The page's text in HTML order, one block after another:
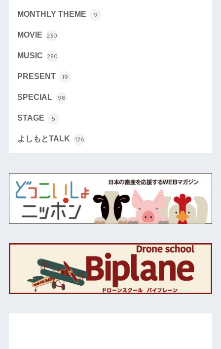
MONTHLY THEME 9
MOVIE 230
MUSIC 280
PRESENT 19
SPECIAL 98
STAGE 5
よしもとTALK 126